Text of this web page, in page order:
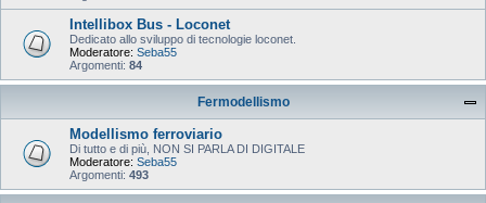
Intellibox Bus - Loconet
Dedicato allo sviluppo di tecnologie loconet.
Moderatore: Seba55
Argomenti: 84
Fermodellismo
Modellismo ferroviario
Di tutto e di più, NON SI PARLA DI DIGITALE
Moderatore: Seba55
Argomenti: 493